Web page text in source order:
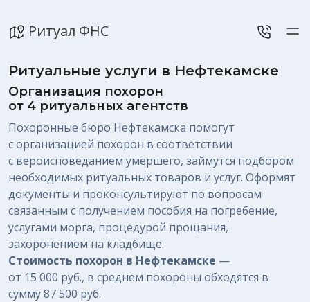
Ритуал ФНС
Ритуальные услуги в Нефтекамске
Организация похорон
от 4 ритуальных агентств
Похоронные бюро Нефтекамска помогут
с организацией похорон в соответствии
с вероисповеданием умершего, займутся подбором
необходимых ритуальных товаров и услуг. Оформят
документы и проконсультируют по вопросам
связанным с получением пособия на погребение,
услугами морга, процедурой прощания,
захоронением на кладбище.
Стоимость похорон в Нефтекамске —
от 15 000 руб., в среднем похороны обходятся в
сумму87 500 руб.